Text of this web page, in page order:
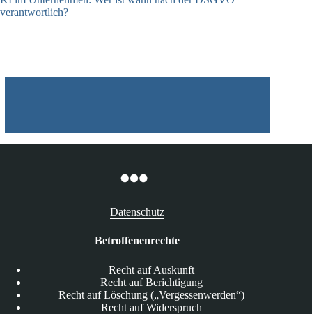
verantwortlich?
Datenschutz
Betroffenenrechte
Recht auf Auskunft
Recht auf Berichtigung
Recht auf Löschung („Vergessenwerden“)
Recht auf Widerspruch